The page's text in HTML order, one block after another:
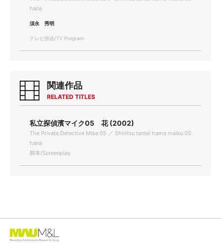
hana
須永 秀明
テレビ放送/TV Program
関連作品
RELATED TITLES
私立探偵濱マイク05 花 (2002)
The Private Detective Mike 05 ／ Shiritsu tantei hama maiku 05
hana
脚本/Screenplay